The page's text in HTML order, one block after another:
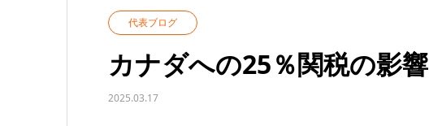
代表ブログ
カナダへの25％関税の影響
2025.03.17